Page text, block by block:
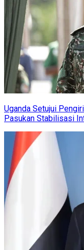
Uganda Setujui
Pasukan Stabilisasi